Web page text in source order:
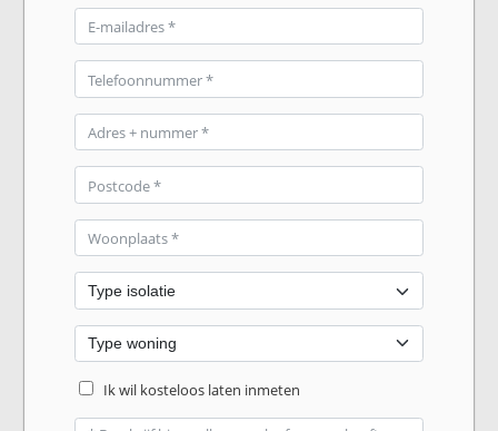
Ik wil kosteloos laten inmeten